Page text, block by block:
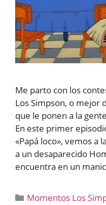
Me parto con los
Los Simpson, o mejor
que le ponen a la
En este primer
«Papá loco», vemos a
a un desaparecido
encuentra en un
Categorías
Momentos Los